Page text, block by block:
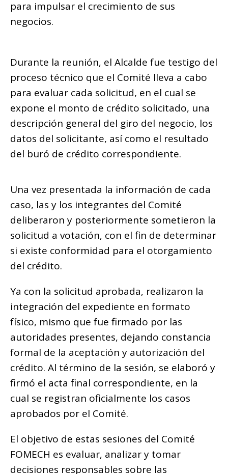
para impulsar el crecimiento de sus
negocios.
Durante la reunión, el Alcalde fue testigo del
proceso técnico que el Comité lleva a cabo
para evaluar cada solicitud, en el cual se
expone el monto de crédito solicitado, una
descripción general del giro del negocio, los
datos del solicitante, así como el resultado
del buró de crédito correspondiente.
Una vez presentada la información de cada
caso, las y los integrantes del Comité
deliberaron y posteriormente sometieron la
solicitud a votación, con el fin de determinar
si existe conformidad para el otorgamiento
del crédito.
Ya con la solicitud aprobada, realizaron la
integración del expediente en formato
físico, mismo que fue firmado por las
autoridades presentes, dejando constancia
formal de la aceptación y autorización del
crédito. Al término de la sesión, se elaboró y
firmó el acta final correspondiente, en la
cual se registran oficialmente los casos
aprobados por el Comité.
El objetivo de estas sesiones del Comité
FOMECH es evaluar, analizar y tomar
decisiones responsables sobre las